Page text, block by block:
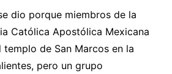
dio porque miembros de la
Católica Apostólica Mexicana
de San Marcos en la
pero un grupo